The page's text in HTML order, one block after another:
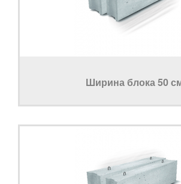
Ширина блока 50